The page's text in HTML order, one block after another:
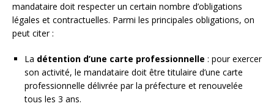
mandataire doit respecter un certain nombre d’obligations
légales et contractuelles. Parmi les principales obligations, on
peut citer :
La détention d’une carte professionnelle : pour exercer
son activité, le mandataire doit être titulaire d’une carte
professionnelle délivrée par la préfecture et renouvelée
tous les 3 ans.